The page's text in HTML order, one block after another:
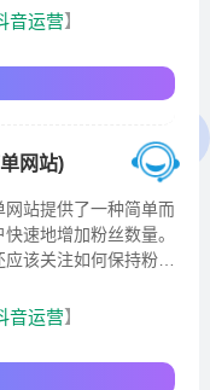
先，点赞是一种表达
由于点赞数往往被认
音运营】
网站)
站提供了一种简单而
速地增加粉丝数量。
该关注如何保持粉丝
活粉下单网站为用户
音运营】